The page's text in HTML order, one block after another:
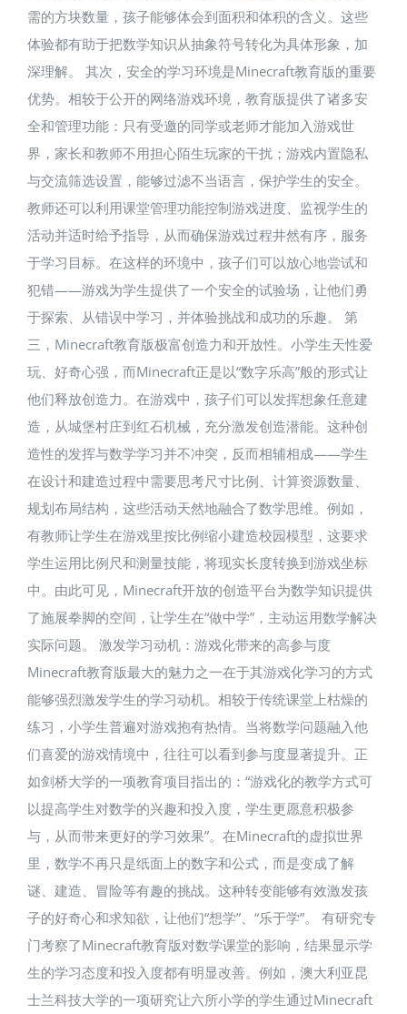
需的方块数量，孩子能够体会到面积和体积的含义。这些
体验都有助于把数学知识从抽象符号转化为具体形象，加
深理解。 其次，安全的学习环境是Minecraft教育版的重要
优势。相较于公开的网络游戏环境，教育版提供了诸多安
全和管理功能：只有受邀的同学或老师才能加入游戏世
界，家长和教师不用担心陌生玩家的干扰；游戏内置隐私
与交流筛选设置，能够过滤不当语言，保护学生的安全。
教师还可以利用课堂管理功能控制游戏进度、监视学生的
活动并适时给予指导，从而确保游戏过程井然有序，服务
于学习目标。在这样的环境中，孩子们可以放心地尝试和
犯错——游戏为学生提供了一个安全的试验场，让他们勇
于探索、从错误中学习，并体验挑战和成功的乐趣。 第
三，Minecraft教育版极富创造力和开放性。小学生天性爱
玩、好奇心强，而Minecraft正是以“数字乐高”般的形式让
他们释放创造力。在游戏中，孩子们可以发挥想象任意建
造，从城堡村庄到红石机械，充分激发创造潜能。这种创
造性的发挥与数学学习并不冲突，反而相辅相成——学生
在设计和建造过程中需要思考尺寸比例、计算资源数量、
规划布局结构，这些活动天然地融合了数学思维。例如，
有教师让学生在游戏里按比例缩小建造校园模型，这要求
学生运用比例尺和测量技能，将现实长度转换到游戏坐标
中。由此可见，Minecraft开放的创造平台为数学知识提供
了施展拳脚的空间，让学生在“做中学”，主动运用数学解决
实际问题。 激发学习动机：游戏化带来的高参与度
Minecraft教育版最大的魅力之一在于其游戏化学习的方式
能够强烈激发学生的学习动机。相较于传统课堂上枯燥的
练习，小学生普遍对游戏抱有热情。当将数学问题融入他
们喜爱的游戏情境中，往往可以看到参与度显著提升。正
如剑桥大学的一项教育项目指出的：“游戏化的教学方式可
以提高学生对数学的兴趣和投入度，学生更愿意积极参
与，从而带来更好的学习效果”。在Minecraft的虚拟世界
里，数学不再只是纸面上的数字和公式，而是变成了解
谜、建造、冒险等有趣的挑战。这种转变能够有效激发孩
子的好奇心和求知欲，让他们“想学”、“乐于学”。 有研究专
门考察了Minecraft教育版对数学课堂的影响，结果显示学
生的学习态度和投入度都有明显改善。例如，澳大利亚昆
士兰科技大学的一项研究让六所小学的学生通过Minecraft